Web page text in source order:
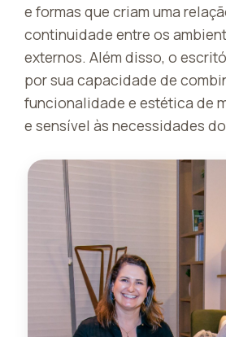
e formas que criam uma
continuidade entre os
externos. Além disso, o
por sua capacidade de
funcionalidade e estética de
e sensível às necessidades